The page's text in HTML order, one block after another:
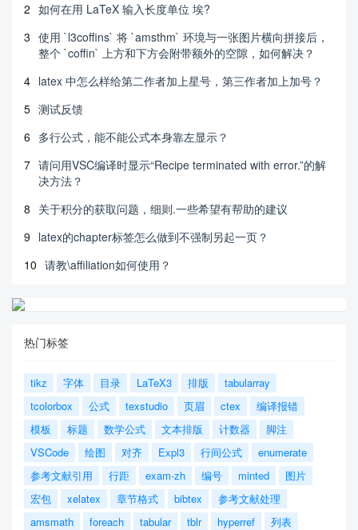
2 如何在用 LaTeX 输入长度单位 埃?
3 使用 `l3coffins` 将 `amsthm` 环境与一张图片横向拼接后，
整个 `coffin` 上方和下方会附带额外的空隙，如何解决？
4 latex 中怎么样给第二作者加上星号，第三作者加上加号？
5 测试反馈
6 多行公式，能不能公式本身靠左显示？
7 请问用VSC编译时显示“Recipe terminated with error.”的解
决方法？
8 关于积分的获取问题，细则.一些希望有帮助的建议
9 latex的chapter标签怎么做到不强制另起一页？
10 请教\affiliation如何使用？
热门标签
tikz 字体 目录 LaTeX3 排版
tabularray
tcolorbox
公式 texstudio 页眉 ctex
编译报错
模板
标题 数学公式 文本排版 计数器
脚注
VSCode
绘图 对齐 Expl3 行间公式
enumerate
参考文献引用
行距 exam-zh 编号 minted
图片
宏包
xelatex 章节格式 bibtex
参考文献处理
amsmath
foreach tabular tblr hyperref
列表